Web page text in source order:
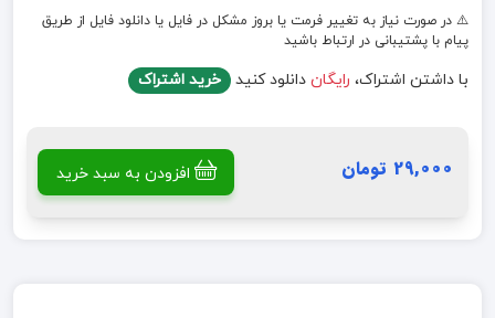
⚠️ در صورت نیاز به تغییر فرمت یا بروز مشکل در فایل یا دانلود فایل از طریق
پیام با پشتیبانی در ارتباط باشید
با داشتن اشتراک، رایگان دانلود کنید خرید اشتراک
29,000 تومان افزودن به سبد خرید